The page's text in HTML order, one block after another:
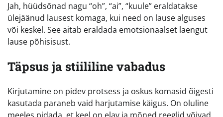
Jah, hüüdsõnad nagu “oh”, “ai”, “kuule” eraldatakse
ülejäänud lausest komaga, kui need on lause alguses
või keskel. See aitab eraldada emotsionaalset laengut
lause põhisisust.
Täpsus ja stiililine vabadus
Kirjutamine on pidev protsess ja oskus komasid õigesti
kasutada paraneb vaid harjutamise käigus. On oluline